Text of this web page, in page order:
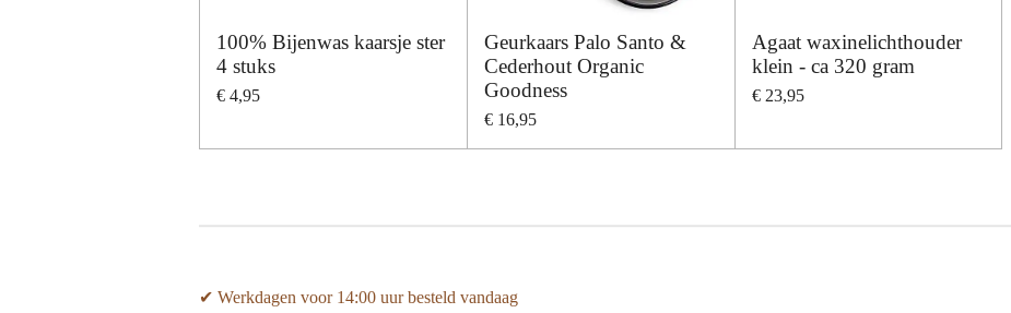
100% Bijenwas kaarsje ster
4 stuks
€ 4,95
Geurkaars Palo Santo &
Cederhout Organic
Goodness
€ 16,95
Agaat waxinelichthouder
klein - ca 320 gram
€ 23,95
✔ Werkdagen voor 14:00 uur besteld vandaag